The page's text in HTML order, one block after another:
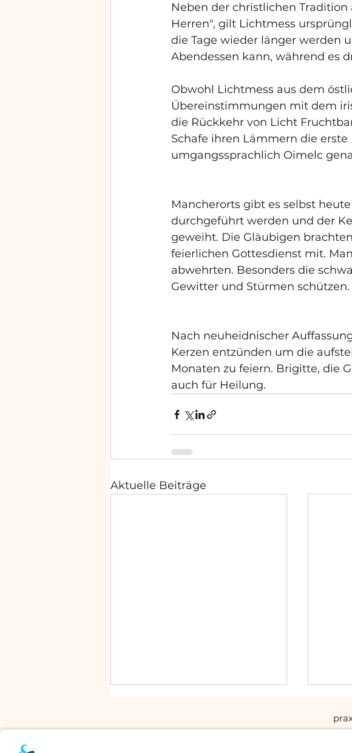
Neben der christlichen
Herren", gilt Lichtmess
die Tage wieder länger werden
Abendessen kann, während es
Obwohl Lichtmess aus dem
Übereinstimmungen mit dem
die Rückkehr von Licht
Schafe ihren Lämmern die
umgangssprachlich Oimelc
Mancherorts gibt es selbst
durchgeführt werden und der
geweiht. Die Gläubigen
feierlichen Gottesdienst mit.
abwehrten. Besonders die
Gewitter und Stürmen schützen.
Nach neuheidnischer
Kerzen entzünden um die
Monaten zu feiern. Brigitte, die
auch für Heilung.
Aktuelle Beiträge